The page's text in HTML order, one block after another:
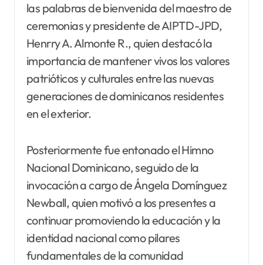
las palabras de bienvenida del maestro de
ceremonias y presidente de AIPTD-JPD,
Henrry A. Almonte R., quien destacó la
importancia de mantener vivos los valores
patrióticos y culturales entre las nuevas
generaciones de dominicanos residentes
en el exterior.
Posteriormente fue entonado el Himno
Nacional Dominicano, seguido de la
invocación a cargo de Ángela Domínguez
Newball, quien motivó a los presentes a
continuar promoviendo la educación y la
identidad nacional como pilares
fundamentales de la comunidad